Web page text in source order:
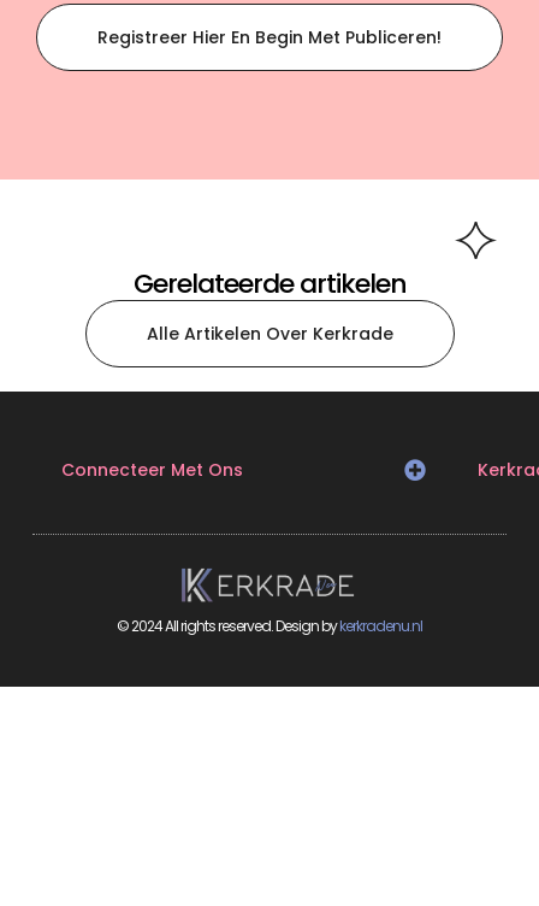
Registreer Hier En Begin Met Publiceren!
Gerelateerde artikelen
Alle Artikelen Over Kerkrade
Connecteer Met Ons
© 2024 All rights reserved. Design bykerkradenu.nl